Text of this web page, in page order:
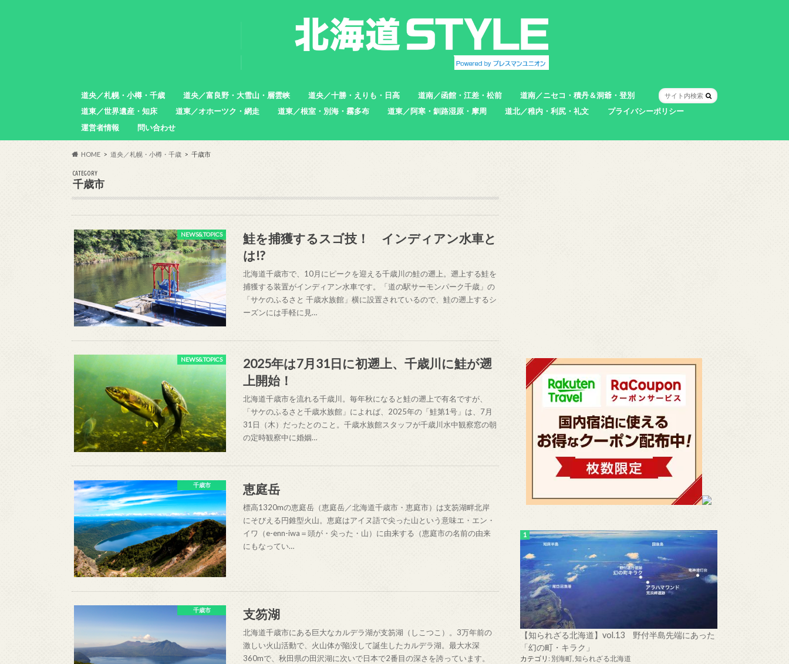
道央／札幌・小樽・千歳
札幌市
小樽市
石狩市
北広島市
恵庭市
千歳市
苫小牧市
道央／富良野・大雪山・層雲峡
中富良野町
東川町
沼田町
幌加内町
増毛町
道央／十勝・えりも・日高
帯広市
えりも町
新ひだか町
足寄町
道南／函館・江差・松前
函館市
北斗市
七飯町
松前町
江差町
上ノ国町
道南／ニセコ・積丹＆洞爺・登別
室蘭市
登別市
洞爺湖町
真狩村
共和町
壮瞥町
積丹町
神恵内村
道東／世界遺産・知床
羅臼町
斜里町
道東／オホーツク・網走 道東／根室・別海・霧多布 道東／阿寒・釧路湿原・摩周 道北／稚内・利尻・礼文
プライバシーポリシー
運営者情報
問い合わせ
HOME 道央／札幌・小樽・千歳 千歳市
CATEGORY
千歳市
NEWS&TOPICS
鮭を捕獲するスゴ技！ インディアン水車と
は!?
北海道千歳市で、10月にピークを迎える千歳川の鮭の遡上。遡上する鮭を
捕獲する装置がインディアン水車です。「道の駅サーモンパーク千歳」の
「サケのふるさと 千歳水族館」横に設置されているので、鮭の遡上するシ
ーズンには手軽に見…
NEWS&TOPICS
2025年は7月31日に初遡上、千歳川に鮭が遡
上開始！
北海道千歳市を流れる千歳川。毎年秋になると鮭の遡上で有名ですが、
「サケのふるさと千歳水族館」によれば、2025年の「鮭第1号」は、7月
31日（木）だったとのこと。千歳水族館スタッフが千歳川水中観察窓の朝
の定時観察中に婚姻…
千歳市 恵庭岳
標高1320mの恵庭岳（恵庭岳／北海道千歳市・恵庭市）は支笏湖畔北岸
にそびえる円錐型火山。恵庭はアイヌ語で尖った山という意味エ・エン・
イワ（e-enn-iwa＝頭が・尖った・山）に由来する（恵庭市の名前の由来
にもなってい…
千歳市 支笏湖
北海道千歳市にある巨大なカルデラ湖が支笏湖（しこつこ）。3万年前の
激しい火山活動で、火山体が陥没して誕生したカルデラ湖。最大水深
360mで、秋田県の田沢湖に次いで日本で2番目の深さを誇っています。
【知られざる北海道】vol.13 野付半島先端にあった
「幻の町・キラク」
カテゴリ: 別海町 知られざる北海道